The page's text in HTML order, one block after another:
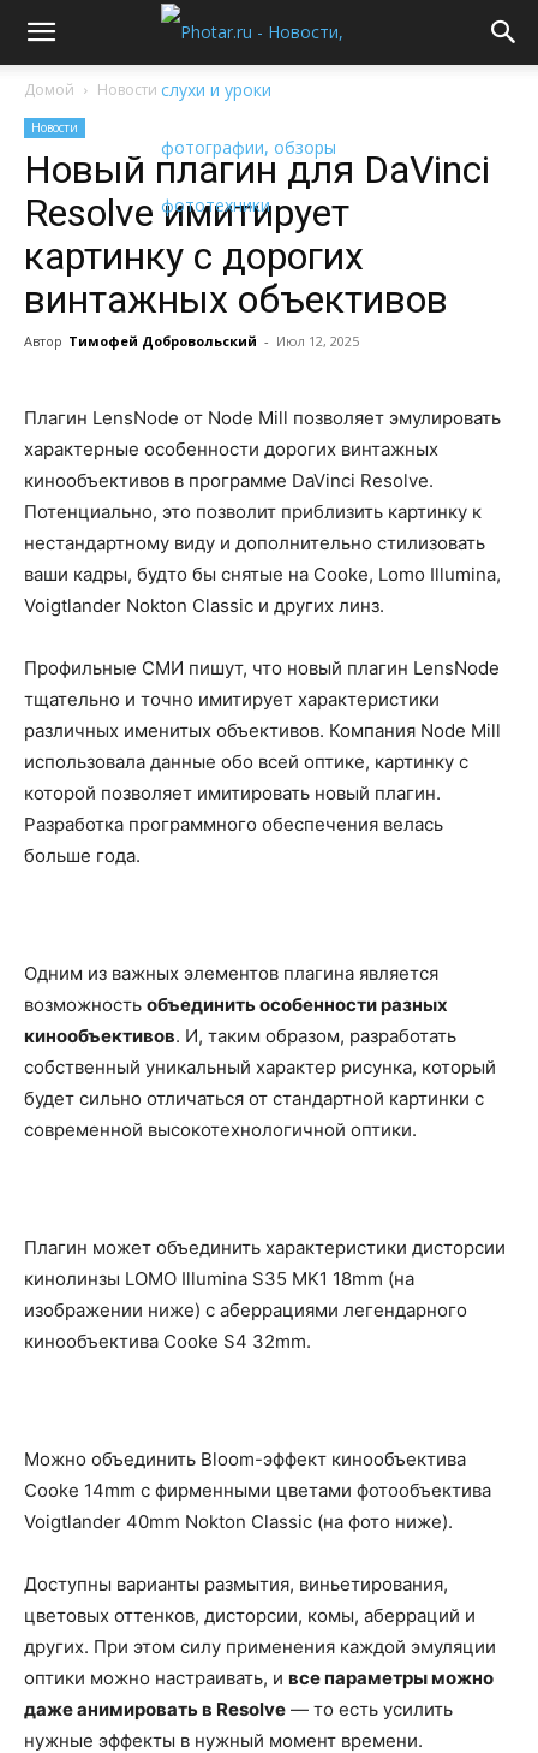
Домой Новости
Новости
Новый плагин для DaVinci
Resolve имитирует
картинку с дорогих
винтажных объективов
Автор Тимофей Добровольский - Июл 12, 2025
Плагин LensNode от Node Mill позволяет эмулировать
характерные особенности дорогих винтажных
кинообъективов в программе DaVinci Resolve.
Потенциально, это позволит приблизить картинку к
нестандартному виду и дополнительно стилизовать
ваши кадры, будто бы снятые на Cooke, Lomo Illumina,
Voigtlander Nokton Classic и других линз.
Профильные СМИ пишут, что новый плагин LensNode
тщательно и точно имитирует характеристики
различных именитых объективов. Компания Node Mill
использовала данные обо всей оптике, картинку с
которой позволяет имитировать новый плагин.
Разработка программного обеспечения велась
больше года.
Одним из важных элементов плагина является
возможность объединить особенности разных
кинообъективов. И, таким образом, разработать
собственный уникальный характер рисунка, который
будет сильно отличаться от стандартной картинки с
современной высокотехнологичной оптики.
Плагин может объединить характеристики дисторсии
кинолинзы LOMO Illumina S35 MK1 18mm (на
изображении ниже) с аберрациями легендарного
кинообъектива Cooke S4 32mm.
Можно объединить Bloom-эффект кинообъектива
Cooke 14mm с фирменными цветами фотообъектива
Voigtlander 40mm Nokton Classic (на фото ниже).
Доступны варианты размытия, виньетирования,
цветовых оттенков, дисторсии, комы, аберраций и
других. При этом силу применения каждой эмуляции
оптики можно настраивать, и все параметры можно
даже анимировать в Resolve — то есть усилить
нужные эффекты в нужный момент времени.